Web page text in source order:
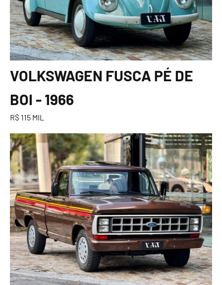
VOLKSWAGEN FUSCA PÉ DE
BOI - 1966
R$ 115 MIL